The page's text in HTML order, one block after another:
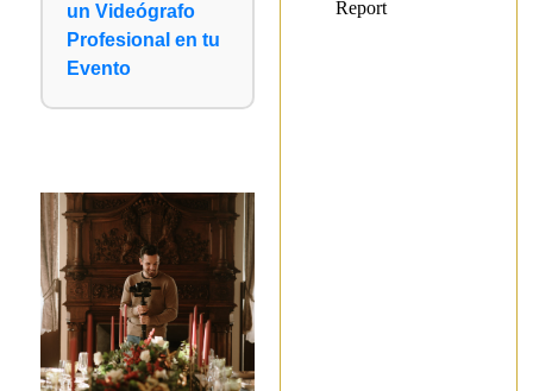
un Videógrafo
Profesional en tu
Evento